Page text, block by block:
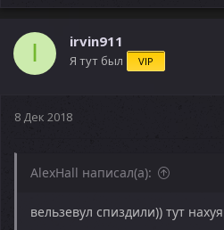
I irvin911
Я тут был VIP
8 Дек 2018
AlexHall написал(а):
вельзевул спиздили)) тут